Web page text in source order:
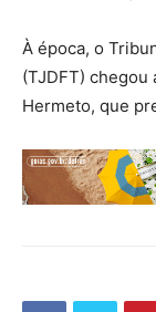
À época, o
(TJDFT) chegou
Hermeto, que